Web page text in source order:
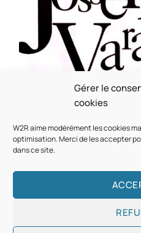
Gérer le
cookies
W2R aime modérément les cookies
optimisation. Merci de les accepter
dans ce site.
MUSICALE
Souvenir : 1996
On05/03/2026by
Copyright © 2026